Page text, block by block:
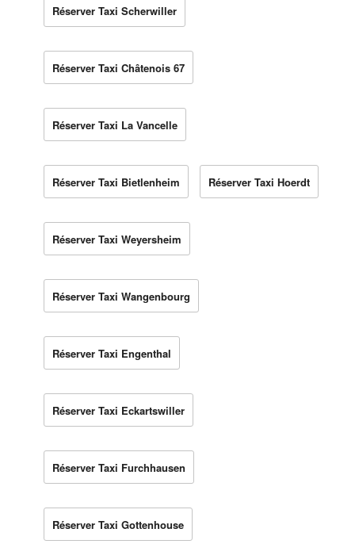
Réserver Taxi Scherwiller
Réserver Taxi Châtenois 67
Réserver Taxi La Vancelle
Réserver Taxi Bietlenheim Réserver Taxi Hoerdt
Réserver Taxi Weyersheim
Réserver Taxi Wangenbourg
Réserver Taxi Engenthal
Réserver Taxi Eckartswiller
Réserver Taxi Furchhausen
Réserver Taxi Gottenhouse